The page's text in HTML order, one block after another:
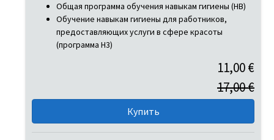
Общая программа обучения навыкам гигиены (HB)
Обучение навыкам гигиены для работников,
предоставляющих услуги в сфере красоты
(программа H3)
11,00 €
17,00 €